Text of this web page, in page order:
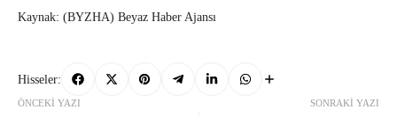
Kaynak: (BYZHA) Beyaz Haber Ajansı
Hisseler:
ÖNCEKI YAZI SONRAKI YAZI